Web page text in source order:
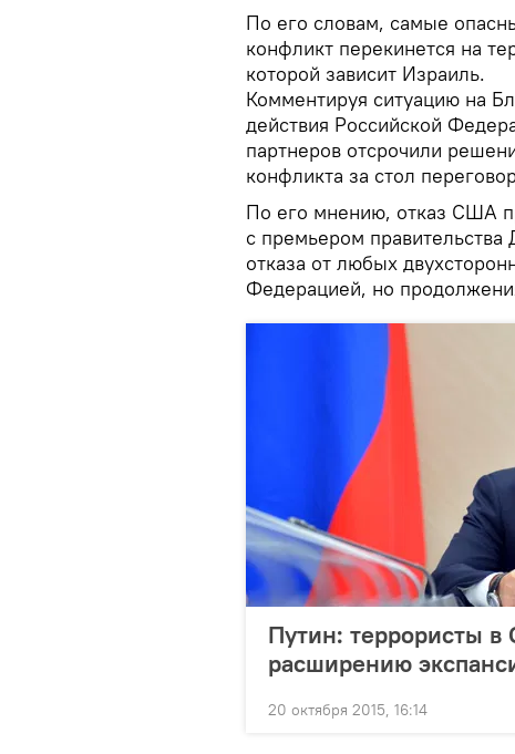
По его словам, самые
конфликт перекинется на
которой зависит Израиль.
Комментируя ситуацию на
действия Российской
партнеров отсрочили
конфликта за стол
По его мнению, отказ США
с премьером
отказа от любых
Федерацией, но
Путин: террористы в
расширению
20 октября 2015, 16:14